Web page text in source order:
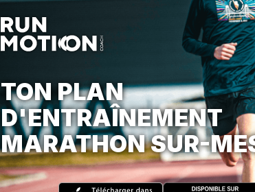
TON PLAN
D'ENTRAÎNEMENT
MARATHON SUR-